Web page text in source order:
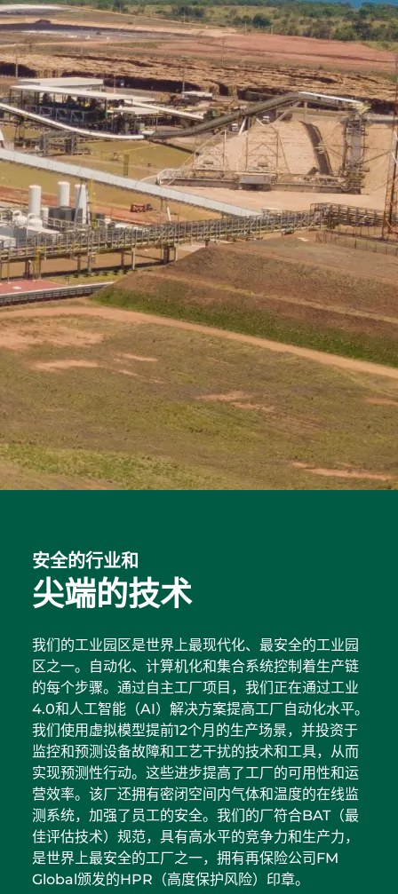
安全的行业和
尖端的技术
我们的工业园区是世界上最现代化、最安全的工业园
区之一。自动化、计算机化和集合系统控制着生产链
的每个步骤。通过自主工厂项目，我们正在通过工业
4.0和人工智能（AI）解决方案提高工厂自动化水平。
我们使用虚拟模型提前12个月的生产场景，并投资于
监控和预测设备故障和工艺干扰的技术和工具，从而
实现预测性行动。这些进步提高了工厂的可用性和运
营效率。该厂还拥有密闭空间内气体和温度的在线监
测系统，加强了员工的安全。我们的厂符合BAT（最
佳评估技术）规范，具有高水平的竞争力和生产力，
是世界上最安全的工厂之一，拥有再保险公司FM
Global颁发的HPR（高度保护风险）印章。